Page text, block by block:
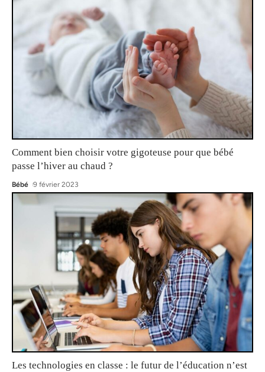
Comment bien choisir votre gigoteuse pour que bébé
passe l’hiver au chaud ?
Bébé 9 février 2023
Les technologies en classe : le futur de l’éducation n’est